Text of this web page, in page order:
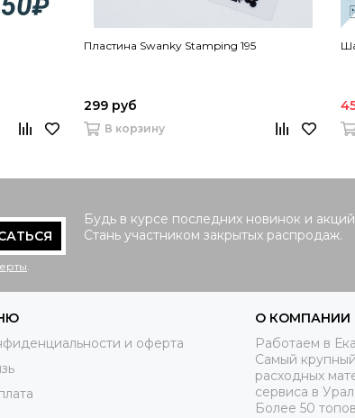
Пластина Swanky Stamping 195
299 руб
В корзину
.
Будь в курсе последних новинок и
Стань участником закрытых распродаж.
и оферта
О КОМПАНИИ
Работаем в
Самый
расходных
сервиса в
Более 50